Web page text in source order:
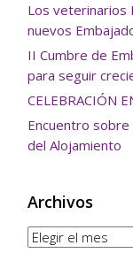
Los veterinarios
nuevos
II Cumbre de
para seguir
CELEBRACIÓN
Encuentro
del Alojamiento
Archivos
Archivos